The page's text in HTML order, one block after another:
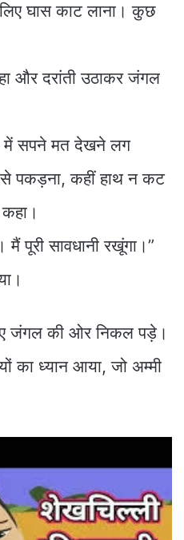
घास काट लाना। कुछ
और दरांती उठाकर जंगल
में सपने मत देखने लग
से पकड़ना, कहीं हाथ न कट
पूरी सावधानी रखूंगा।”
जंगल की ओर निकल पड़े।
का ध्यान आया, जो अम्मी